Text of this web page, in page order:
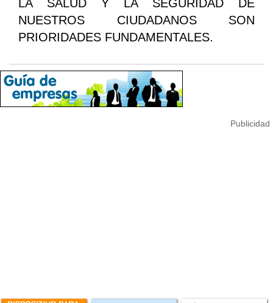
LA SALUD Y LA SEGURIDAD DE
NUESTROS CIUDADANOS SON
PRIORIDADES FUNDAMENTALES.